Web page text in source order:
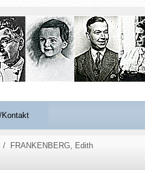
Kontakt
FRANKENBERG, Edith